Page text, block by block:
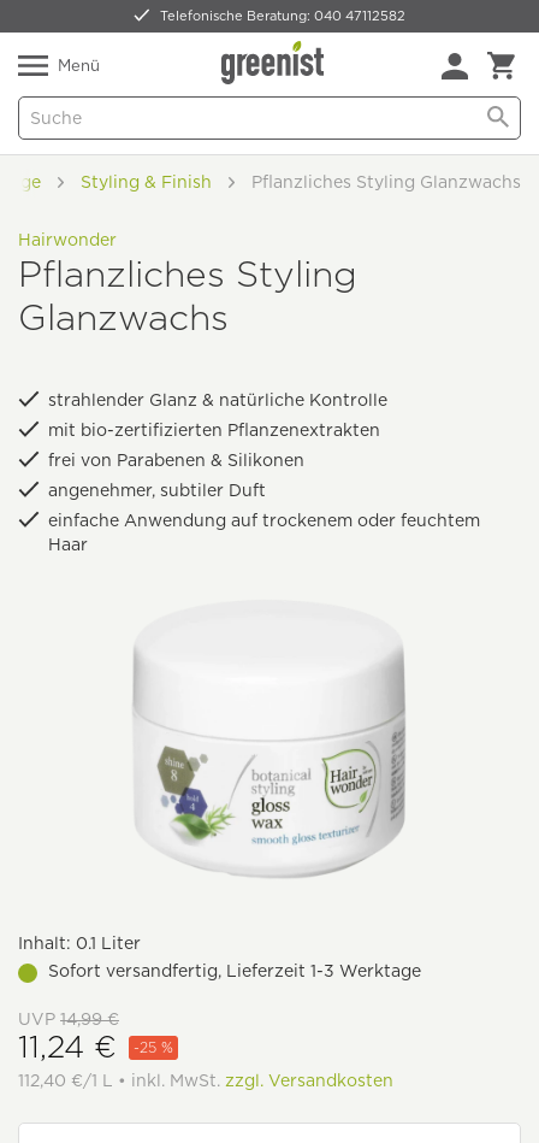
Telefonische Beratung: 040 47112582
Natürlich Pflanzlich Lecker
Menü
Styling & Finish Pflanzliches Styling Glanzwachs
Hairwonder
Pflanzliches Styling
Glanzwachs
strahlender Glanz & natürliche Kontrolle
mit bio-zertifizierten Pflanzenextrakten
frei von Parabenen & Silikonen
angenehmer, subtiler Duft
einfache Anwendung auf trockenem oder feuchtem
Haar
Inhalt: 0.1 Liter
Sofort versandfertig, Lieferzeit 1-3 Werktage
UVP 14,99 €
11,24 € -25 %
112,40 €/1 L • inkl. MwSt. zzgl. Versandkosten